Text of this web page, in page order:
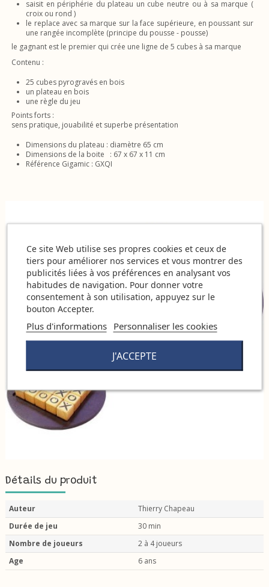
saisit en périphérie du plateau un cube neutre ou à sa marque (
croix ou rond )
le replace avec sa marque sur la face supérieure, en poussant sur
une rangée incomplète (principe du pousse - pousse)
le gagnant est le premier qui crée une ligne de 5 cubes à sa marque
Contenu :
25 cubes pyrogravés en bois
un plateau en bois
une règle du jeu
Points forts :
sens pratique, jouabilité et superbe présentation
Dimensions du plateau : diamètre 65 cm
Dimensions de la boite : 67 x 67 x 11 cm
Référence Gigamic : GXQI
Détails du produit
Auteur
Thierry Chapeau
Durée de jeu
30 min
Nombre de joueurs
2 à 4 joueurs
Age
6 ans
Ce site Web utilise ses propres cookies et ceux de
tiers pour améliorer nos services et vous montrer des
publicités liées à vos préférences en analysant vos
habitudes de navigation. Pour donner votre
consentement à son utilisation, appuyez sur le
bouton Accepter.
Plus d'informations Personnaliser les cookies
J'ACCEPTE